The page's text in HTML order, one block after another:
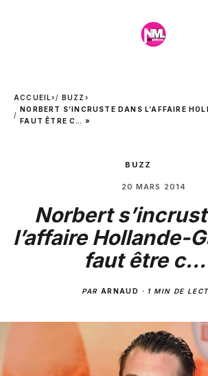
ACCUEIL› BUZZ ›
NORBERT S’INCRUSTE DANS L’AFFAIRE
FAUT ÊTRE C… »
BUZZ
20 MARS 2014
Norbert
l’affaire Hollande-
faut être
PAR ARNAUD · 1 MIN DE